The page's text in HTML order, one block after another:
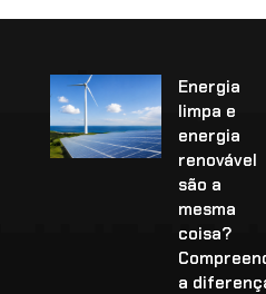
Energia
limpa e
energia
renovável
são a
mesma
coisa?
a